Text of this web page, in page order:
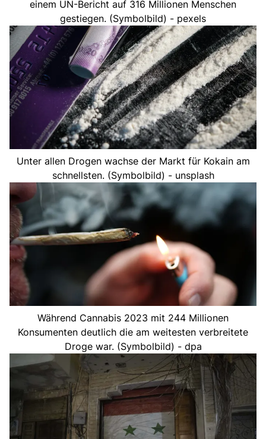
einem UN-Bericht auf 316 Millionen Menschen
gestiegen. (Symbolbild) - pexels
Unter allen Drogen wachse der Markt für Kokain am
schnellsten. (Symbolbild) - unsplash
Während Cannabis 2023 mit 244 Millionen
Konsumenten deutlich die am weitesten verbreitete
Droge war. (Symbolbild) - dpa